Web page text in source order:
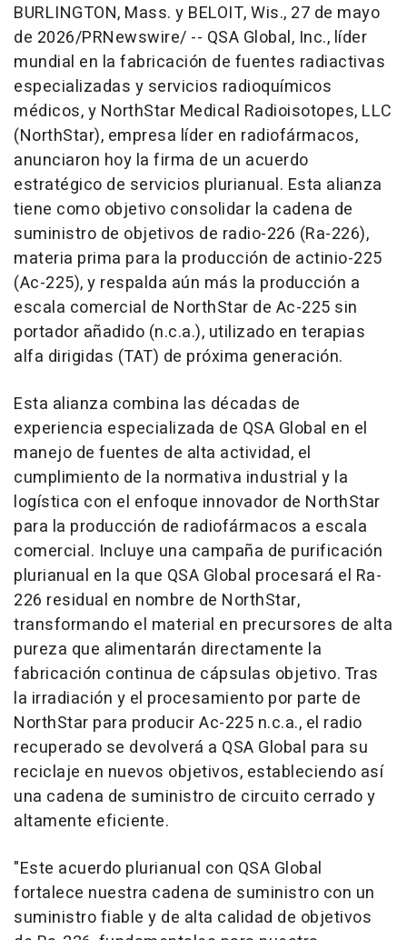
BURLINGTON, Mass. y BELOIT, Wis., 27 de mayo
de 2026/PRNewswire/ -- QSA Global, Inc., líder
mundial en la fabricación de fuentes radiactivas
especializadas y servicios radioquímicos
médicos, y NorthStar Medical Radioisotopes, LLC
(NorthStar), empresa líder en radiofármacos,
anunciaron hoy la firma de un acuerdo
estratégico de servicios plurianual. Esta alianza
tiene como objetivo consolidar la cadena de
suministro de objetivos de radio-226 (Ra-226),
materia prima para la producción de actinio-225
(Ac-225), y respalda aún más la producción a
escala comercial de NorthStar de Ac-225 sin
portador añadido (n.c.a.), utilizado en terapias
alfa dirigidas (TAT) de próxima generación.
Esta alianza combina las décadas de
experiencia especializada de QSA Global en el
manejo de fuentes de alta actividad, el
cumplimiento de la normativa industrial y la
logística con el enfoque innovador de NorthStar
para la producción de radiofármacos a escala
comercial. Incluye una campaña de purificación
plurianual en la que QSA Global procesará el Ra-
226 residual en nombre de NorthStar,
transformando el material en precursores de alta
pureza que alimentarán directamente la
fabricación continua de cápsulas objetivo. Tras
la irradiación y el procesamiento por parte de
NorthStar para producir Ac-225 n.c.a., el radio
recuperado se devolverá a QSA Global para su
reciclaje en nuevos objetivos, estableciendo así
una cadena de suministro de circuito cerrado y
altamente eficiente.
"Este acuerdo plurianual con QSA Global
fortalece nuestra cadena de suministro con un
suministro fiable y de alta calidad de objetivos